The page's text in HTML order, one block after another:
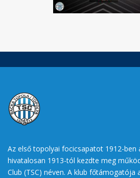
Az első topolyai focicsapatot 1912-ben
hivatalosan 1913-tól kezdte meg
Club (TSC) néven. A klub főtámogatója